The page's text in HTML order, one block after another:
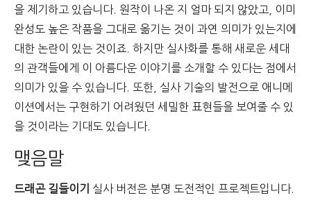
을 제기하고 있습니다. 원작이 나온 지 얼마 되지 않았고, 이미
완성도 높은 작품을 그대로 옮기는 것이 과연 의미가 있는지에
대한 논란이 있는 것이죠. 하지만 실사화를 통해 새로운 세대
의 관객들에게 이 아름다운 이야기를 소개할 수 있다는 점에서
의미가 있을 수 있습니다. 또한, 실사 기술의 발전으로 애니메
이션에서는 구현하기 어려웠던 세밀한 표현들을 보여줄 수 있
을 것이라는 기대도 있습니다.
맺음말
드래곤 길들이기
실사 버전은 분명 도전적인 프로젝트입니다.